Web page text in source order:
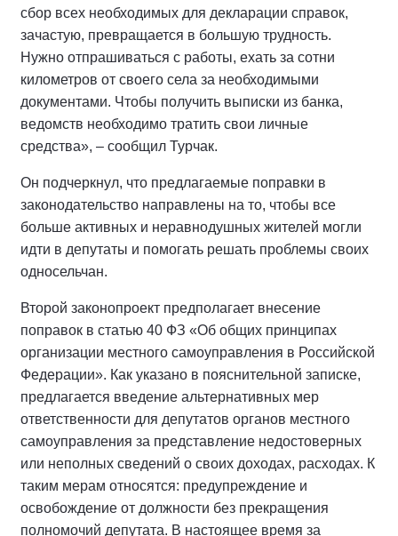
сбор всех необходимых для декларации справок,
зачастую, превращается в большую трудность.
Нужно отпрашиваться с работы, ехать за сотни
километров от своего села за необходимыми
документами. Чтобы получить выписки из банка,
ведомств необходимо тратить свои личные
средства», – сообщил Турчак.
Он подчеркнул, что предлагаемые поправки в
законодательство направлены на то, чтобы все
больше активных и неравнодушных жителей могли
идти в депутаты и помогать решать проблемы своих
односельчан.
Второй законопроект предполагает внесение
поправок в статью 40 ФЗ «Об общих принципах
организации местного самоуправления в Российской
Федерации». Как указано в пояснительной записке,
предлагается введение альтернативных мер
ответственности для депутатов органов местного
самоуправления за представление недостоверных
или неполных сведений о своих доходах, расходах. К
таким мерам относятся: предупреждение и
освобождение от должности без прекращения
полномочий депутата. В настоящее время за